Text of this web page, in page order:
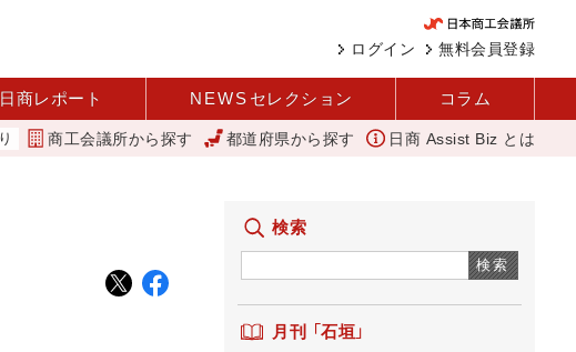
無料会員登録
ログイン
日商レポート NEWS セレクション コラム
河内 大和 外国人雇用状況を公表 過去最多、257万人に 厚労省 アップ
商工会議所から探す 都道府県から探す 日商 Assist Biz とは
検索
検索
月刊 「石垣」